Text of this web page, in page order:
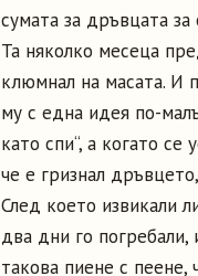
сумата за дръвцата
Та няколко месеца
клюмнал на масата. И
му с една идея по-
като спи“, а когато
че е гризнал
След което извикали
два дни го
такова пиене с пеене,